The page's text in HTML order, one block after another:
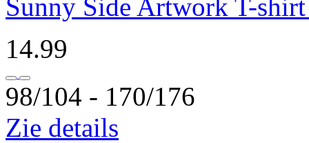
Sunny Side Artwork T-shirt
14.99
98/104 ‐ 170/176
Zie details